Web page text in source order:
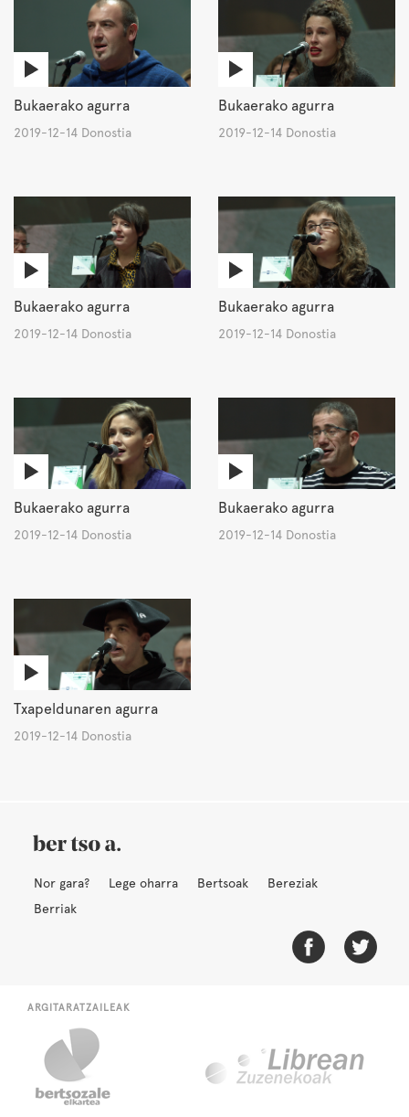
Bukaerako agurra
2019-12-14 Donostia
Bukaerako agurra
2019-12-14 Donostia
Bukaerako agurra
2019-12-14 Donostia
Bukaerako agurra
2019-12-14 Donostia
Bukaerako agurra
2019-12-14 Donostia
Bukaerako agurra
2019-12-14 Donostia
Txapeldunaren agurra
2019-12-14 Donostia
Nor gara? Lege oharra Bertsoak
Bereziak
Berriak
ARGITARATZAILEAK